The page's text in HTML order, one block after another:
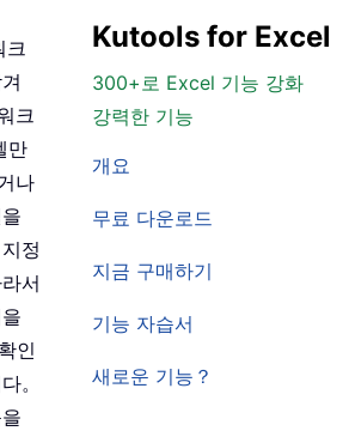
Kutools for Excel
300+로 Excel 기능 강화
강력한 기능
개요
무료 다운로드
지금 구매하기
기능 자습서
새로운 기능？
크
크
만
나
정
서
인
。